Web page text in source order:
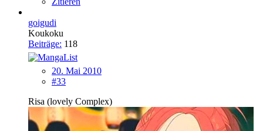
goigudi
Koukoku
Beiträge: 118
20. Mai 2010
#33
Risa (lovely Complex)